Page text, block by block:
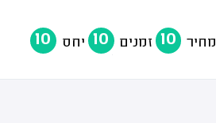
מחיר 10 זמנים 10 יחס 10